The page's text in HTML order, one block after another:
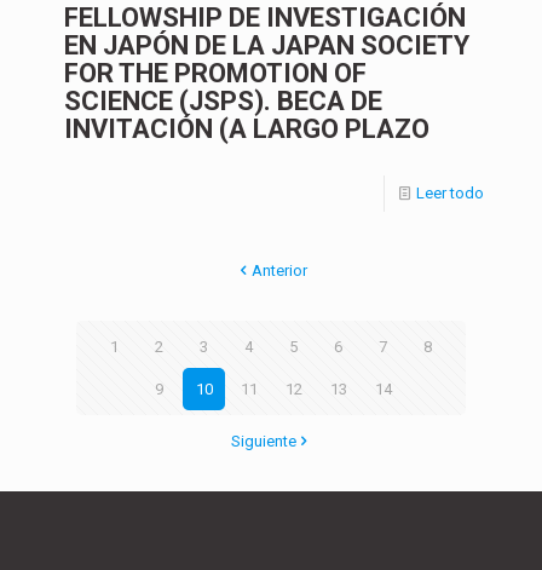
FELLOWSHIP DE INVESTIGACIÓN
EN JAPÓN DE LA JAPAN SOCIETY
FOR THE PROMOTION OF
SCIENCE (JSPS). BECA DE
INVITACIÓN (A LARGO PLAZO
Leer todo
Anterior
1 2 3 4 5 6 7 8
9 10 11 12 13 14
Siguiente